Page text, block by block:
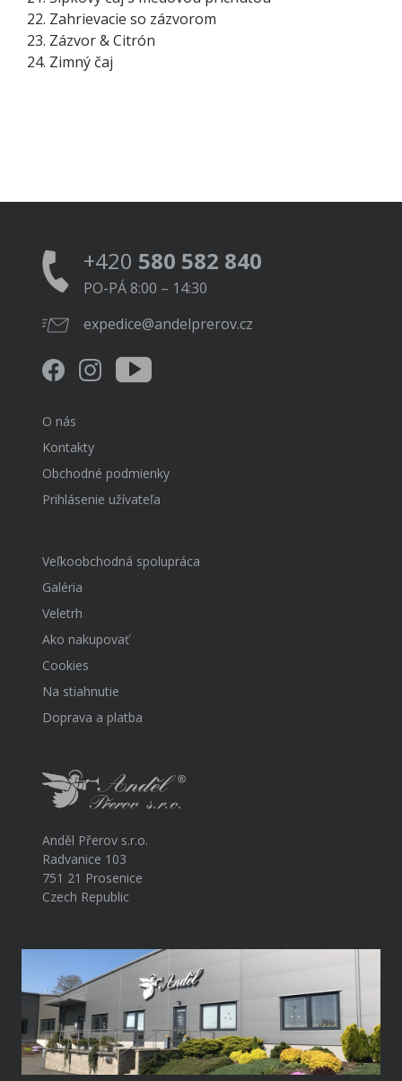
Zahrievacie so zázvorom
Zázvor & Citrón
Zimný čaj
+420 580 582 840
PO-PÁ 8:00 – 14:30
expedice@andelprerov.cz
O nás
Kontakty
Obchodné podmienky
Prihlásenie užívateľa
Veľkoobchodná spolupráca
Galéria
Veletrh
Ako nakupovať
Cookies
Na stiahnutie
Doprava a platba
Anděl Přerov s.r.o.
Radvanice 103
751 21 Prosenice
Czech Republic